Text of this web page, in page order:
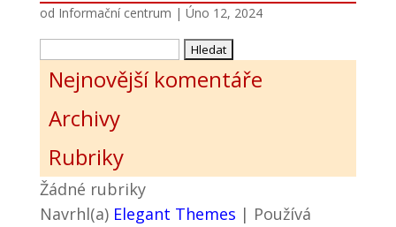
od Informační centrum | Úno 12, 2024
Vyhledávání
Nejnovější komentáře
Archivy
Rubriky
Žádné rubriky
Navrhl(a) Elegant Themes | Používá